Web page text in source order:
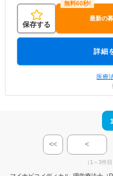
保存する
最新の
詳細
医療
<< <
（1～3件